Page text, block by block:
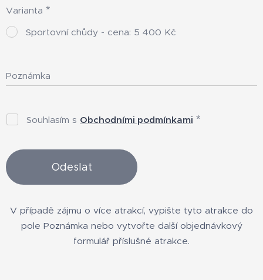
Varianta
Sportovní chůdy - cena: 5 400 Kč
Poznámka
Souhlasím s Obchodními podmínkami
Odeslat
V případě zájmu o více atrakcí, vypište tyto atrakce do
pole Poznámka nebo vytvořte další objednávkový
formulář příslušné atrakce.